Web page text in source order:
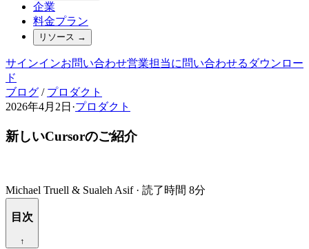
企業
料金プラン
リソース →
サインインお問い合わせ営業担当に問い合わせる ダウンロー
ド
ブログ / プロダクト
2026年4月2日 ·プロダクト
新しいCursorのご紹介
Michael Truell & Sualeh Asif· 読了時間 8分
目次
↑